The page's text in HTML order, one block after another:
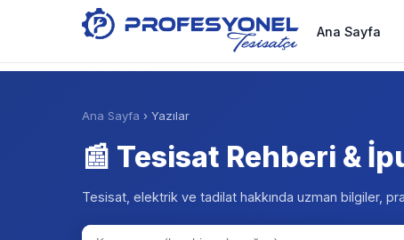
Ana Sayfa
Ana Sayfa › Yazılar
📰 Tesisat Rehberi &
Tesisat, elektrik ve tadilat hakkında uzman bilgiler,